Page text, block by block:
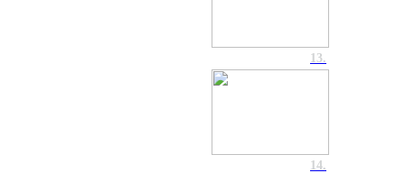
13.
14.